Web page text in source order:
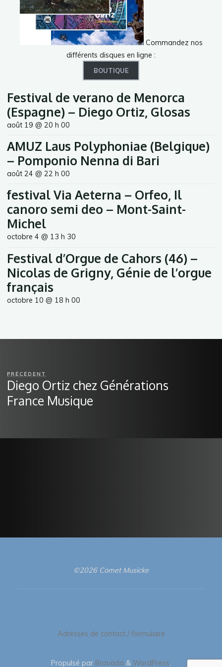
Commandez nos
différents disques en ligne :
BOUTIQUE
Festival de verano de Menorca
(Espagne) – Diego Ortiz, Glosas
août 19 @ 20 h 00
AMUZ Laus Polyphoniae (Belgique)
– Pomponio Nenna di Bari
août 24 @ 22 h 00
festival Via Aeterna – Orfeo, Il
canoro semi deo – Mont-Saint-
Michel
octobre 4 @ 13 h 30
Festival d’Orgue de Cahors (46) –
Nicolas de Grigny, Génie de l’orgue
français
octobre 10 @ 18 h 00
PRÉCÉDENT
Diego Ortiz chez Générations
France Musique
©2026 Comet Musicke
Adresses de contact / formulaire
Propulsé par Bravada & WordPress.